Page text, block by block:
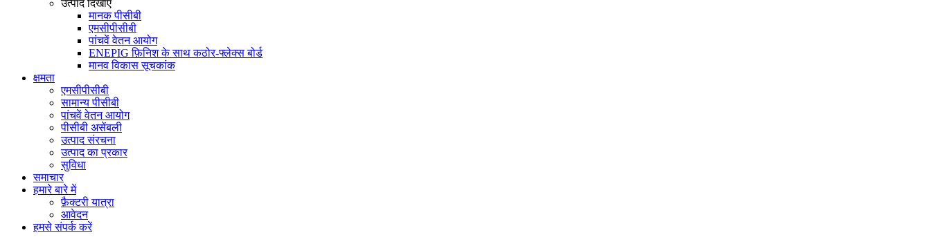
उत्पाद दिखाएँ
मानक पीसीबी
एमसीपीसीबी
पांचवें वेतन आयोग
ENEPIG फ़िनिश के साथ कठोर-फ्लेक्स बोर्ड
मानव विकास सूचकांक
क्षमता
एमसीपीसीबी
सामान्य पीसीबी
पांचवें वेतन आयोग
पीसीबी असेंबली
उत्पाद संरचना
उत्पाद का प्रकार
सुविधा
समाचार
हमारे बारे में
फ़ैक्टरी यात्रा
आवेदन
हमसे संपर्क करें